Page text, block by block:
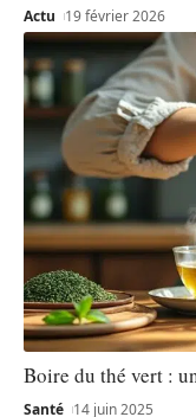
Actu 19 février 2026
Boire du thé vert :
Santé 14 juin 2025